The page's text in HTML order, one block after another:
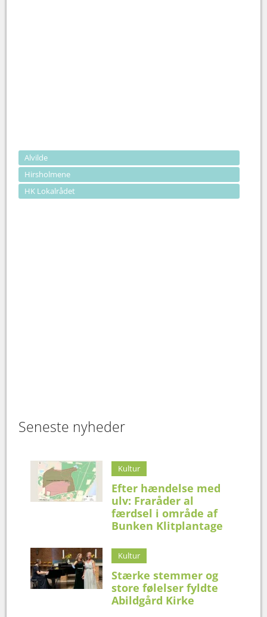
Alvilde
Hirsholmene
HK Lokalrådet
Seneste nyheder
Kultur
Efter hændelse med
ulv: Fraråder al
færdsel i område af
Bunken Klitplantage
Kultur
Stærke stemmer og
store følelser fyldte
Abildgård Kirke